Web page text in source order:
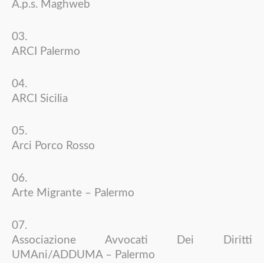
A.p.s. Maghweb
ARCI Palermo
ARCI Sicilia
Arci Porco Rosso
Arte Migrante – Palermo
Associazione Avvocati Dei Diritti
UMAni/ADDUMA – Palermo